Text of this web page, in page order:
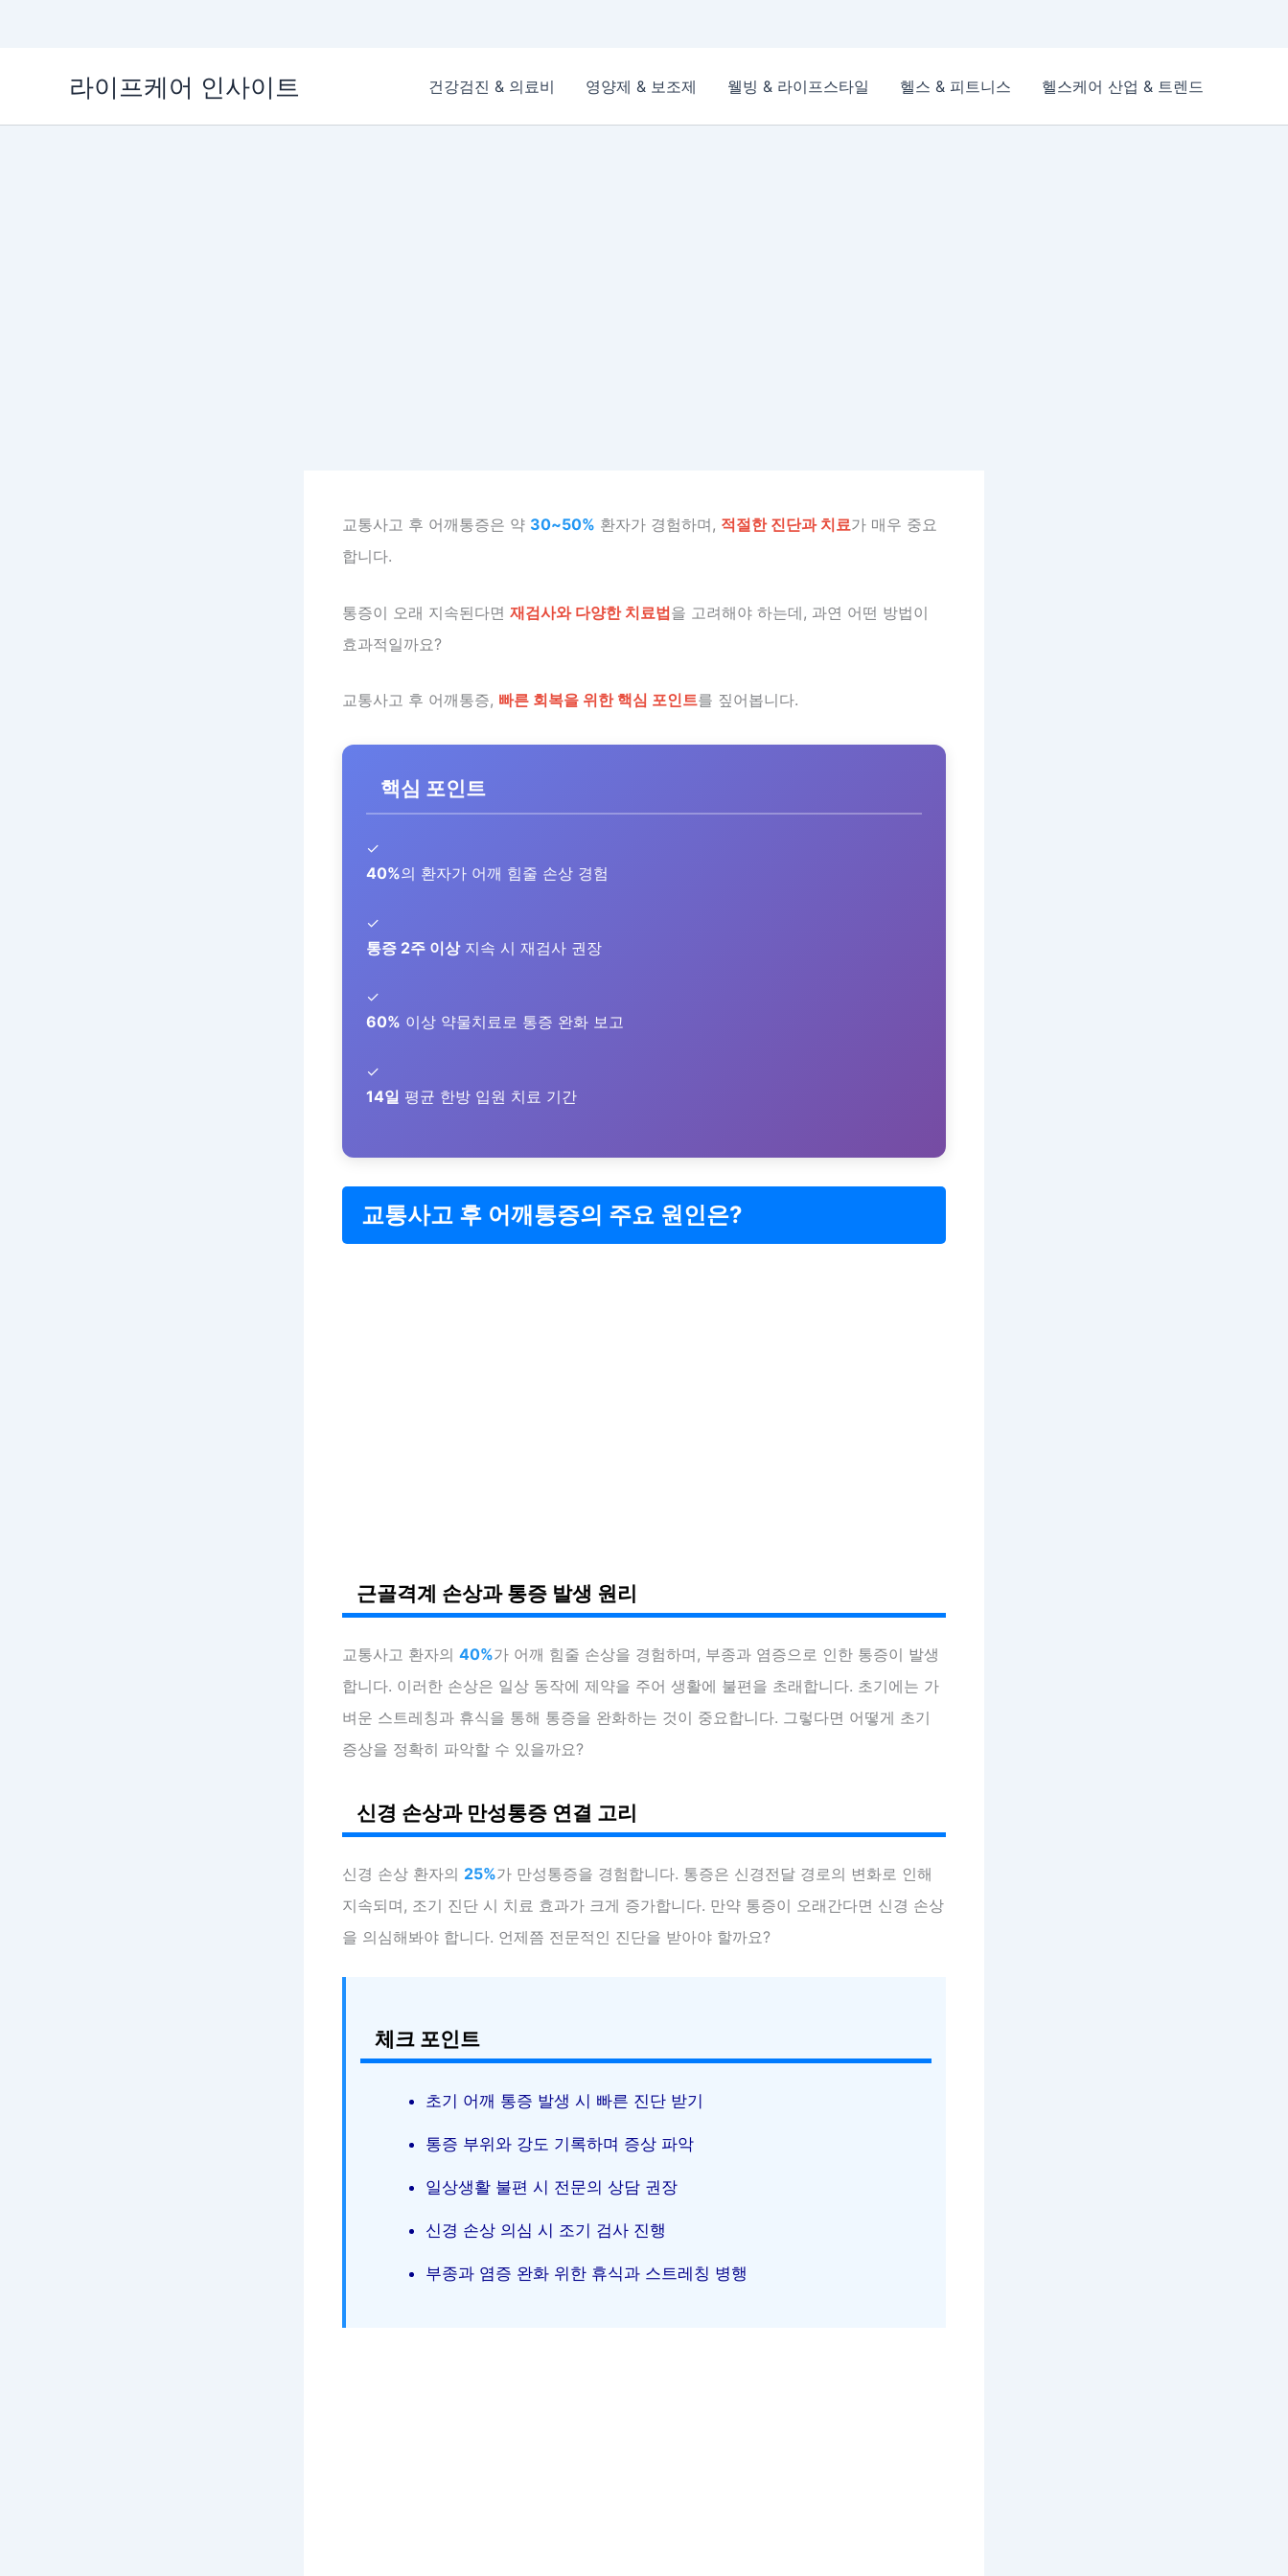
라이프케어 인사이트 건강검진 & 의료비 영양제 & 보조제 웰빙 & 라이프스타일 헬스 & 피트니스 헬스케어 산업 & 트렌드
교통사고 후 어깨통증은 약 30~50% 환자가 경험하며, 적절한 진단과 치료가 매우 중요
합니다.
통증이 오래 지속된다면 재검사와 다양한 치료법을 고려해야 하는데, 과연 어떤 방법이
효과적일까요?
교통사고 후 어깨통증, 빠른 회복을 위한 핵심 포인트를 짚어봅니다.
핵심 포인트
✓
40%의 환자가 어깨 힘줄 손상 경험
✓
통증 2주 이상지속 시 재검사 권장
✓
60% 이상 약물치료로 통증 완화 보고
✓
14일 평균 한방 입원 치료 기간
교통사고 후 어깨통증의 주요 원인은?
근골격계 손상과 통증 발생 원리
교통사고 환자의 40%가 어깨 힘줄 손상을 경험하며, 부종과 염증으로 인한 통증이 발생
합니다. 이러한 손상은 일상 동작에 제약을 주어 생활에 불편을 초래합니다. 초기에는 가
벼운 스트레칭과 휴식을 통해 통증을 완화하는 것이 중요합니다. 그렇다면 어떻게 초기
증상을 정확히 파악할 수 있을까요?
신경 손상과 만성통증 연결 고리
신경 손상 환자의 25%가 만성통증을 경험합니다. 통증은 신경전달 경로의 변화로 인해
지속되며, 조기 진단 시 치료 효과가 크게 증가합니다. 만약 통증이 오래간다면 신경 손상
을 의심해봐야 합니다. 언제쯤 전문적인 진단을 받아야 할까요?
체크 포인트
초기 어깨 통증 발생 시 빠른 진단 받기
통증 부위와 강도 기록하며 증상 파악
일상생활 불편 시 전문의 상담 권장
신경 손상 의심 시 조기 검사 진행
부종과 염증 완화 위한 휴식과 스트레칭 병행